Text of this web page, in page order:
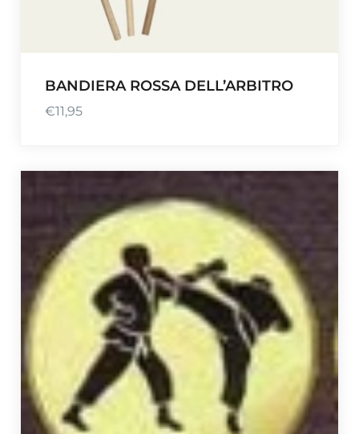
BANDIERA ROSSA DELL’ARBITRO
€11,95